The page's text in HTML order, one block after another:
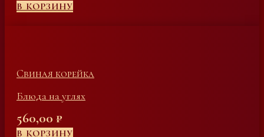
В КОРЗИНУ
Свиная корейка
Блюда на углях
560,00 ₽
В КОРЗИНУ